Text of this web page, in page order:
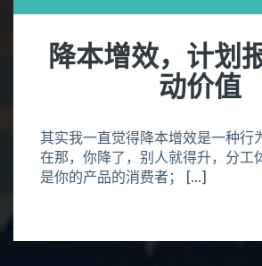
降本增效，计划
动价值
其实我一直觉得降本增效是一种行
在那，你降了，别人就得升，分工
是你的产品的消费者； […]